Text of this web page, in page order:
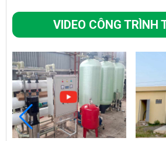
VIDEO CÔNG TRÌNH